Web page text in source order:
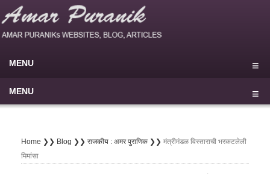
MENU
Home
My Sites
About
MENU
राष्ट्रीय
आंतरराष्ट्रीय
Home ❯❯ Blog ❯❯ राजकीय : अमर पुराणिक ❯❯ मंत्रीमंडळ विस्ताराची भरकटलेली
मिमांसा